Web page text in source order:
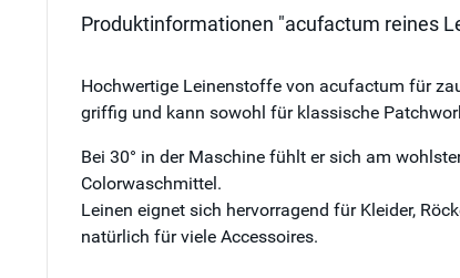
Produktinformationen "acufactum reines
Hochwertige Leinenstoffe von acufactum für
griffig und kann sowohl für klassische
Bei 30° in der Maschine fühlt er sich am
Colorwaschmittel.
Leinen eignet sich hervorragend für Kleider,
natürlich für viele Accessoires.